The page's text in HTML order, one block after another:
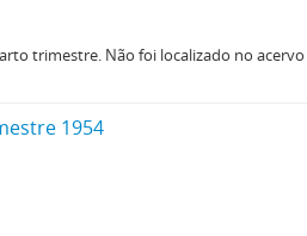
trimestre. Não foi localizado no acervo
1954